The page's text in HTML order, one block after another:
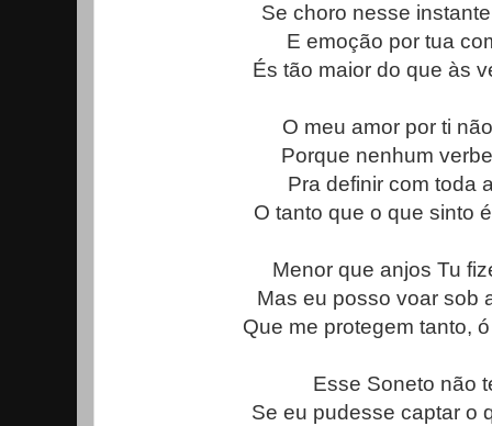
Se choro nesse
E emoção por tua
És tão maior do que às
O meu amor por ti
Porque nenhum
Pra definir com toda
O tanto que o que sinto
Menor que anjos Tu
Mas eu posso voar sob
Que me protegem tanto,
Esse Soneto não
Se eu pudesse captar o